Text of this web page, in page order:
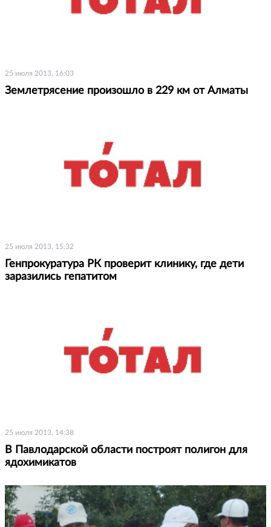
25 июля 2013, 16:03
Землетрясение произошло в 229 км от Алматы
25 июля 2013, 15:32
Генпрокуратура РК проверит клинику, где дети
заразились гепатитом
25 июля 2013, 14:38
В Павлодарской области построят полигон для
ядохимикатов